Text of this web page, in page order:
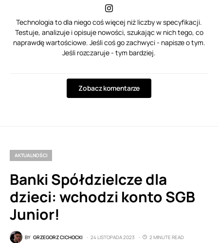
Technologia to dla niego coś więcej niż liczby w specyfikacji.
Testuje, analizuje i opisuje nowości, szukając w nich tego, co
naprawdę wartościowe. Jeśli coś go zachwyci - napisze o tym.
Jeśli rozczaruje - tym bardziej.
Zobacz komentarze
AKTUALNOŚCI
Banki Spółdzielcze dla
dzieci: wchodzi konto SGB
Junior!
BY GRZEGORZ CICHOCKI 24 LISTOPADA 2023
2 MINUTE READ